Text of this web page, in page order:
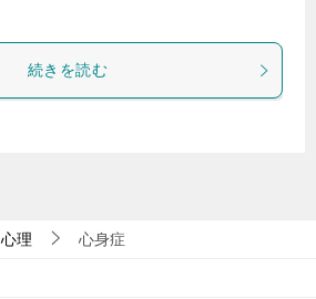
続きを読む
心理 心身症